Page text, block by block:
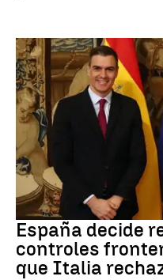
CRISIS MIGRATORIA
España decide
controles
que Italia